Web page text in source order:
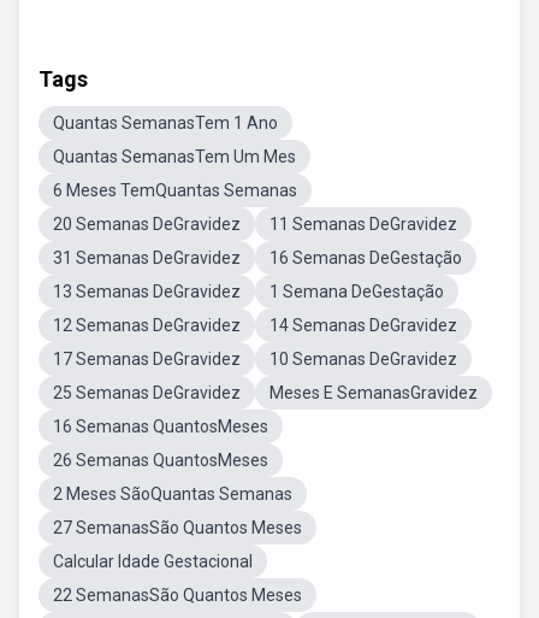
Tags
Quantas SemanasTem 1 Ano
Quantas SemanasTem Um Mes
6 Meses TemQuantas Semanas
20 Semanas DeGravidez
11 Semanas DeGravidez
31 Semanas DeGravidez
16 Semanas DeGestação
13 Semanas DeGravidez
1 Semana DeGestação
12 Semanas DeGravidez
14 Semanas DeGravidez
17 Semanas DeGravidez
10 Semanas DeGravidez
25 Semanas DeGravidez
Meses E SemanasGravidez
16 Semanas QuantosMeses
26 Semanas QuantosMeses
2 Meses SãoQuantas Semanas
27 SemanasSão Quantos Meses
Calcular Idade Gestacional
22 SemanasSão Quantos Meses